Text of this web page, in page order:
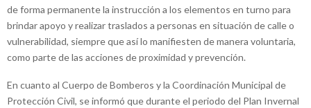
de forma permanente la instrucción a los elementos en turno para
brindar apoyo y realizar traslados a personas en situación de calle o
vulnerabilidad, siempre que así lo manifiesten de manera voluntaria,
como parte de las acciones de proximidad y prevención.
En cuanto al Cuerpo de Bomberos y la Coordinación Municipal de
Protección Civil, se informó que durante el periodo del Plan Invernal